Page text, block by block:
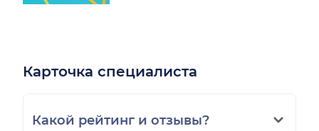
Карточка специалиста
Какой рейтинг и отзывы?